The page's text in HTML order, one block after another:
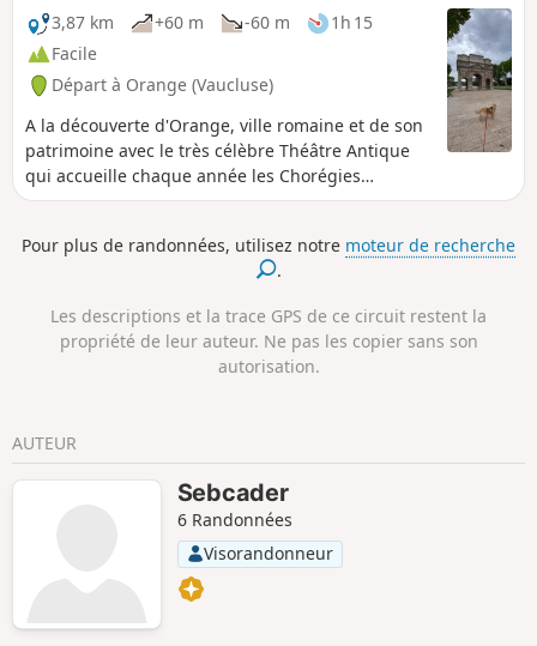
3,87 km
+60 m -60 m
1h 15
Facile
Départ à Orange (Vaucluse)
A la découverte d'Orange, ville romaine et de son
patrimoine avec le très célèbre Théâtre Antique
qui accueille chaque année les Chorégies
d'Orange.
Pour plus de randonnées, utilisez notre moteur de recherche
.
Les descriptions et la trace GPS de ce circuit restent la
propriété de leur auteur. Ne pas les copier sans son
autorisation.
AUTEUR
Sebcader
6 Randonnées
Visorandonneur